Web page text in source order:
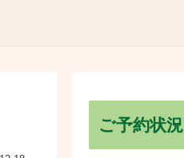
ご予約状況